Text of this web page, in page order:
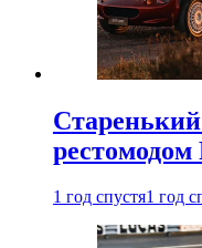
1 год спустя1 год